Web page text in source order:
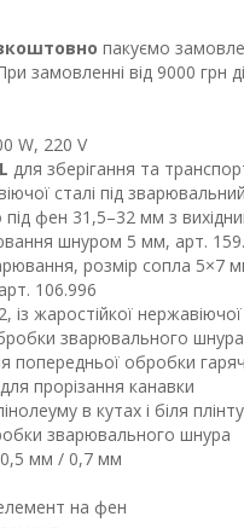
пакуємо
замовленні від 9000 грн
W, 220 V
для зберігання та
сталі під
фен 31,5–32 мм з
шнуром 5 мм, арт.
розмір сопла 5×7
106.996
жаростійкої нержавіючої
зварювального шнура
попередньої обробки
прорізання канавки
в кутах і біля
зварювального шнура
0,5 мм / 0,7 мм
на фен